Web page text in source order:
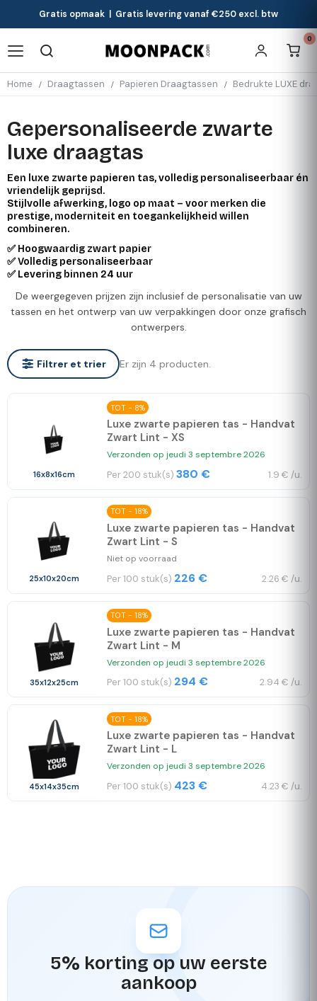
Gratis opmaak | Gratis levering vanaf €250 excl. btw
0
Home Draagtassen Papieren Draagtassen Bedrukte LUXE
Gepersonaliseerde zwarte
luxe draagtas
Een luxe zwarte papieren tas, volledig personaliseerbaar én
vriendelijk geprijsd.
Stijlvolle afwerking, logo op maat – voor merken die
prestige, moderniteit en toegankelijkheid willen
combineren.
✅ Hoogwaardig zwart papier
✅ Volledig personaliseerbaar
✅ Levering binnen 24 uur
De weergegeven prijzen zijn inclusief de personalisatie van uw
tassen en het ontwerp van uw verpakkingen door onze grafisch
ontwerpers.
Filtrer et trier Er zijn 4 producten.
16x8x16cm
TOT - 8%
Luxe zwarte papieren tas - Handvat
Zwart Lint - XS
Verzonden op jeudi 3 septembre 2026
Per 200 stuk(s) 380 € 1.9 € /u.
25x10x20cm
TOT - 18%
Luxe zwarte papieren tas - Handvat
Zwart Lint - S
Niet op voorraad
Per 100 stuk(s) 226 € 2.26 € /u.
35x12x25cm
TOT - 18%
Luxe zwarte papieren tas - Handvat
Zwart Lint - M
Verzonden op jeudi 3 septembre 2026
Per 100 stuk(s) 294 € 2.94 € /u.
45x14x35cm
TOT - 18%
Luxe zwarte papieren tas - Handvat
Zwart Lint - L
Verzonden op jeudi 3 septembre 2026
Per 100 stuk(s) 423 € 4.23 € /u.
5% korting op uw eerste
aankoop